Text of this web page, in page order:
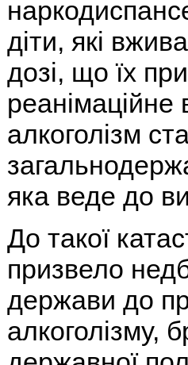
діти, які
дозі, що їх
реанімаційне
алкоголізм
яка веде до
До такої
призвело
держави до
алкоголізму,